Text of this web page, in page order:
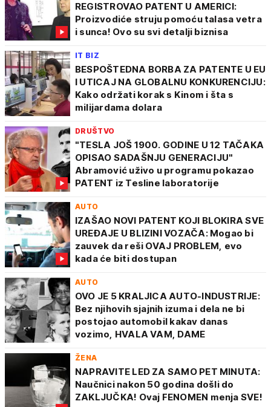
REGISTROVAO PATENT U AMERICI:
Proizvodiće struju pomoću talasa vetra
i sunca! Ovo su svi detalji biznisa
IT BIZ
BESPOŠTEDNA BORBA ZA PATENTE U EU
I UTICAJ NA GLOBALNU KONKURENCIJU:
Kako održati korak s Kinom i šta s
milijardama dolara
DRUŠTVO
"TESLA JOŠ 1900. GODINE U 12 TAČAKA
OPISAO SADAŠNJU GENERACIJU"
Abramović uživo u programu pokazao
PATENT iz Tesline laboratorije
AUTO
IZAŠAO NOVI PATENT KOJI BLOKIRA SVE
UREĐAJE U BLIZINI VOZAČA: Mogao bi
zauvek da reši OVAJ PROBLEM, evo
kada će biti dostupan
AUTO
OVO JE 5 KRALJICA AUTO-INDUSTRIJE:
Bez njihovih sjajnih izuma i dela ne bi
postojao automobil kakav danas
vozimo, HVALA VAM, DAME
ŽENA
NAPRAVITE LED ZA SAMO PET MINUTA:
Naučnici nakon 50 godina došli do
ZAKLJUČKA! Ovaj FENOMEN menja SVE!